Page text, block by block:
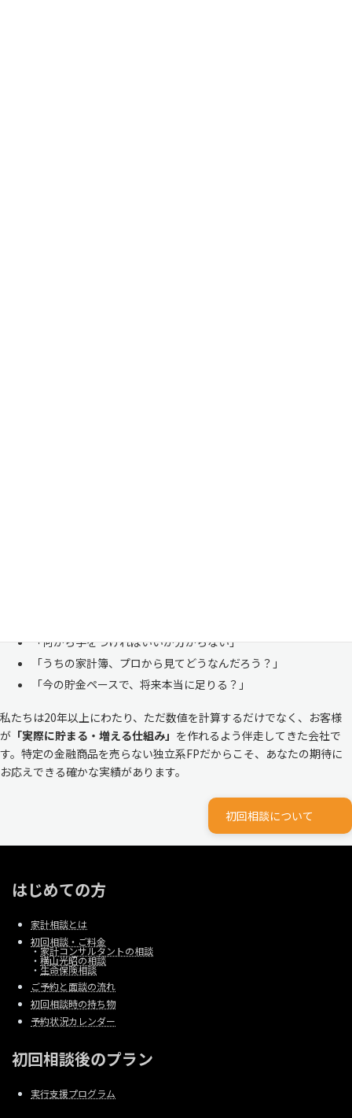
「何から手をつければいいか分からない」
「うちの家計簿、プロから見てどうなんだろう？」
「今の貯金ペースで、将来本当に足りる？」
私たちは20年以上にわたり、ただ数値を計算するだけでなく、お客様
が 「実際に貯まる・増える仕組み」 を作れるよう伴走してきた会社で
す。特定の金融商品を売らない独立系FPだからこそ、あなたの期待に
お応えできる確かな実績があります。
初回相談について
はじめての方
家計相談とは
初回相談・ご料金
・家計コンサルタントの相談
・ 横山光昭の相談
・ 生命保険相談
ご予約と面談の流れ
初回相談時の持ち物
予約状況カレンダー
初回相談後のプラン
実行支援プログラム